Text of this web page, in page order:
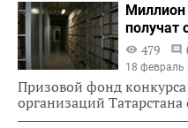
Миллион
получат
479
18 февраль
Призовой фонд
организаций